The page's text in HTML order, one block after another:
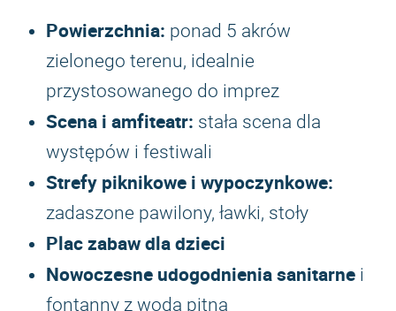
Powierzchnia: ponad 5 akrów
zielonego terenu, idealnie
przystosowanego do imprez
Scena i amfiteatr: stała scena dla
występów i festiwali
Strefy piknikowe i wypoczynkowe:
zadaszone pawilony, ławki, stoły
Plac zabaw dla dzieci
Nowoczesne udogodnienia sanitarne i
fontanny z wodą pitną